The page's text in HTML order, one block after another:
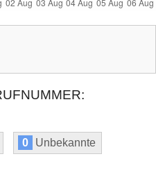
0 Unbekannte